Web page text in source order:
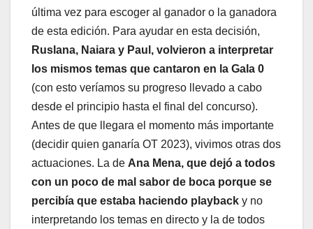
última vez para escoger al ganador o la ganadora
de esta edición. Para ayudar en esta decisión,
Ruslana, Naiara y Paul, volvieron a interpretar
los mismos temas que cantaron en la Gala 0
(con esto veríamos su progreso llevado a cabo
desde el principio hasta el final del concurso).
Antes de que llegara el momento más importante
(decidir quien ganaría OT 2023), vivimos otras dos
actuaciones. La de Ana Mena, que dejó a todos
con un poco de mal sabor de boca porque se
percibía que estaba haciendo playback y no
interpretando los temas en directo y la de todos